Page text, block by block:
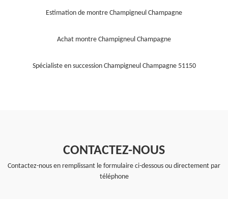
Estimation de montre Champigneul Champagne
Achat montre Champigneul Champagne
Spécialiste en succession Champigneul Champagne 51150
CONTACTEZ-NOUS
Contactez-nous en remplissant le formulaire ci-dessous ou directement par
téléphone